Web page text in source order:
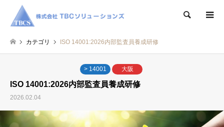
検索
カテゴリ ISO 14001:2026内部監査員養成研修
> 14001 大阪
ISO 14001:2026内部監査員養成研修
2026.02.04